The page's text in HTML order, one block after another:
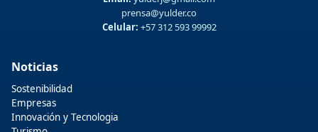
prensa@yulder.co
Celular: +57 312 593 99992
Noticias
Sostenibilidad
Empresas
Innovación y Tecnologia